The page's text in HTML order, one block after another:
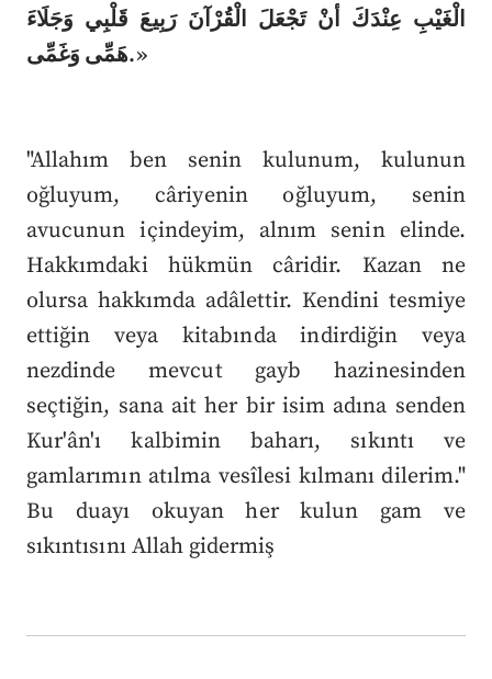
الْغَيْبِ عِنْدَكَ أنْ تَجْعَلَ الْقُرْآنَ رَبِيعَ قَلْبِي وَجَلَاءَ
هَمِّى وَغَمِّى.»
"Allahım ben senin kulunum, kulunun
oğluyum, câriyenin oğluyum, senin
avucunun içindeyim, alnım senin elinde.
Hakkımdaki hükmün câridir. Kazan ne
olursa hakkımda adâlettir. Kendini tesmiye
ettiğin veya kitabında indirdiğin veya
nezdinde mevcut gayb hazinesinden
seçtiğin, sana ait her bir isim adına senden
Kur'ân'ı kalbimin baharı, sıkıntı ve
gamlarımın atılma vesîlesi kılmanı dilerim."
Bu duayı okuyan her kulun gam ve
sıkıntısını Allah gidermiş